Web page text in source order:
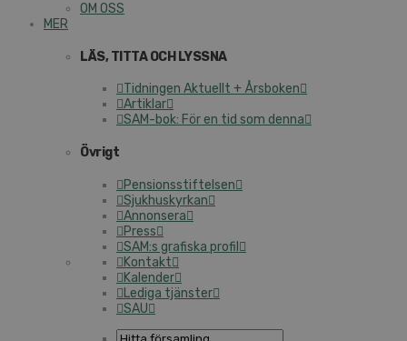
OM OSS
MER
LÄS, TITTA OCH LYSSNA
Tidningen Aktuellt + Årsboken
Artiklar
SAM-bok: För en tid som denna
Övrigt
Pensionsstiftelsen
Sjukhuskyrkan
Annonsera
Press
SAM:s grafiska profil
Kontakt
Kalender
Lediga tjänster
SAU